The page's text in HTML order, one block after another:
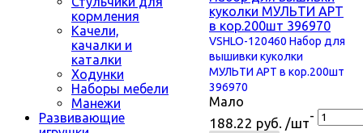
кормления
Качели,
качалки и
каталки
Ходунки
Наборы мебели
Манежи
Развивающие
VSHLO-120460 Набор для
вышивки куколки
МУЛЬТИ АРТ в кор.200шт
396970
Мало
188.22 руб. /шт-